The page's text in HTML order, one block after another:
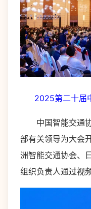
2025第二十届
中国智能交通协
部有关领导为大会
洲智能交通协会、
组织负责人通过视